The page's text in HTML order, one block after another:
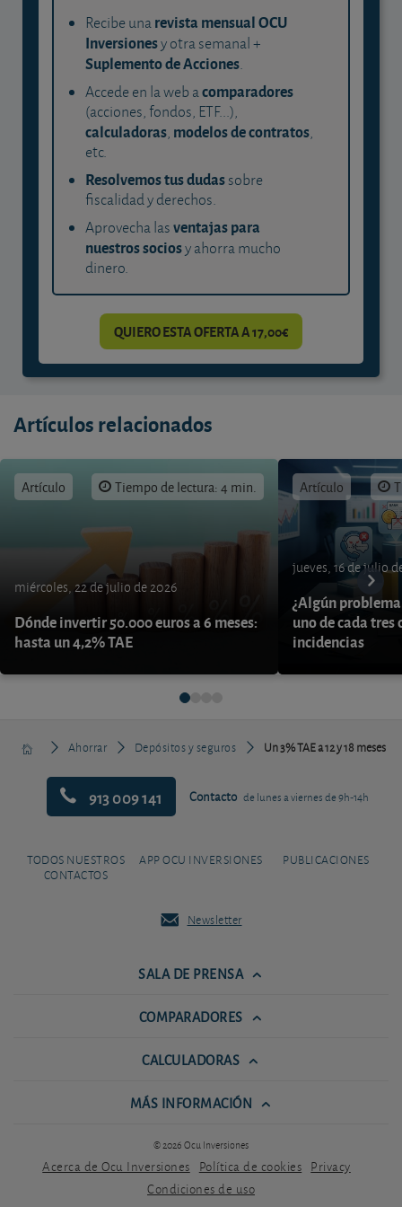
Recibe unarevista mensual OCU
Inversionesy otra semanal +
Suplemento de Acciones.
Accede en la web acomparadores
(acciones, fondos, ETF...),
calculadoras, modelos de contratos,
etc.
Resolvemos tus dudassobre
fiscalidad y derechos.
Aprovecha lasventajas para
nuestros sociosy ahorra mucho
dinero.
QUIERO ESTA OFERTA A 17,00€
Artículos relacionados
Artículo Tiempo de lectura: 4 min.
miércoles, 22 de julio de 2026
Dónde invertir 50.000 euros a 6 meses:
hasta un 4,2% TAE
Artículo
jueves, 16 de julio
¿Algún problema
uno de cada
incidencias
Ahorrar Depósitos y seguros Un 3% TAE a 12 y 18 meses
913 009 141 Contacto de lunes a viernes de 9h-14h
TODOS NUESTROS
CONTACTOS
APP OCU INVERSIONES PUBLICACIONES
Newsletter
SALA DE PRENSA
COMPARADORES
CALCULADORAS
MÁS INFORMACIÓN
© 2026 Ocu Inversiones
Acerca de Ocu Inversiones Política de cookies Privacy
Condiciones de uso